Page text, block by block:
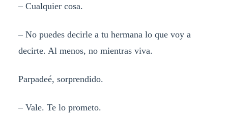
– Cualquier cosa.
– No puedes decirle a tu hermana lo que voy a
decirte. Al menos, no mientras viva.
Parpadeé, sorprendido.
– Vale. Te lo prometo.